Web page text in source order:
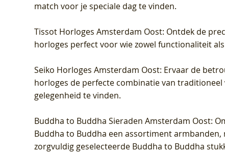
match voor je speciale dag te vinden.
Tissot Horloges Amsterdam Oost: Ontdek de
horloges perfect voor wie zowel functionaliteit
Seiko Horloges Amsterdam Oost: Ervaar de
horloges de perfecte combinatie van
gelegenheid te vinden.
Buddha to Buddha Sieraden Amsterdam Oost:
Buddha to Buddha een assortiment
zorgvuldig geselecteerde Buddha to Buddha